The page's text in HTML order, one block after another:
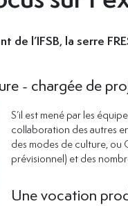
de l’IFSB, la serre
- chargée de
S’il est mené par les
collaboration des autres
des modes de culture, ou
prévisionnel) et des
Une vocation